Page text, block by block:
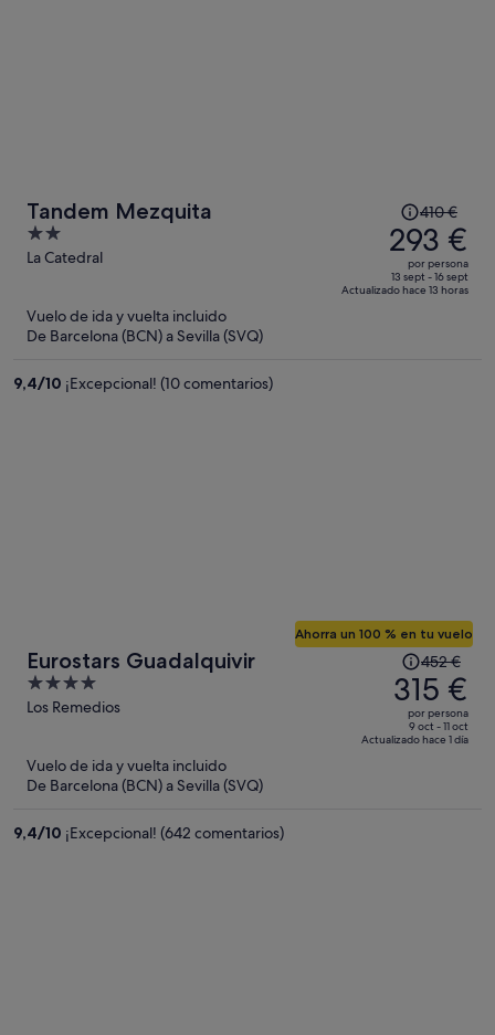
Tandem Mezquita
2
out
La Catedral
El
precio
era
de
410 €,
410 €
293 €
por persona
13 sept - 16 sept
Actualizado hace 13 horas
Vuelo de ida y vuelta incluido
De Barcelona (BCN) a Sevilla (SVQ)
9,4/10 ¡Excepcional! (10 comentarios)
Eurostars Guadalquivir
4
out
Los Remedios
Ahorra un 100 % en tu vuelo
El
precio
era
de
452 €,
452 €
315 €
por persona
9 oct - 11 oct
Actualizado hace 1 día
Vuelo de ida y vuelta incluido
De Barcelona (BCN) a Sevilla (SVQ)
9,4/10 ¡Excepcional! (642 comentarios)